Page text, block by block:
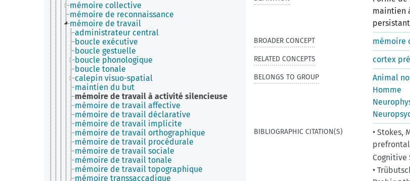
mémoire collective
mémoire de reconnaissance
mémoire de travail
administrateur central
boucle exécutive
boucle gestuelle
boucle phonologique
boucle tonale
calepin visuo-spatial
maintien du but
mémoire de travail à activité silencieuse
mémoire de travail affective
mémoire de travail déclarative
mémoire de travail implicite
mémoire de travail orthographique
mémoire de travail procédurale
mémoire de travail sociale
mémoire de travail tonale
mémoire de travail topographique
mémoire transsaccadique
maintien
BROADER CONCEPT mémoire
RELATED CONCEPTS cortex
BELONGS TO GROUP
Animal
Homme
BIBLIOGRAPHIC CITATION(S)
• Stokes,
Cognitive
•